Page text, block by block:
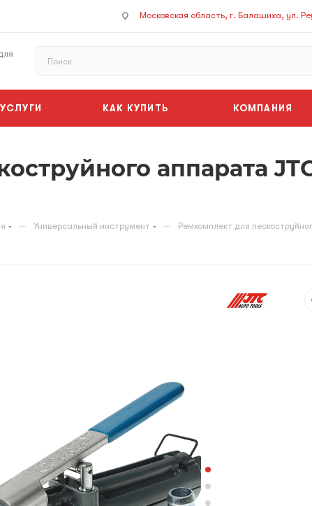
Московская область, г. Балашиха, ул.
УСЛУГИ КАК КУПИТЬ КОМПАНИЯ
аппарата
— Универсальный инструмент — Ремкомплект для